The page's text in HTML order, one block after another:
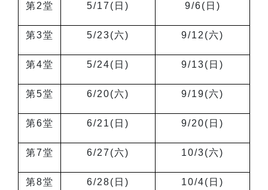
第2堂 5/17( 日) 9/6( 日)
第3堂 5/23(六) 9/12(六)
第4堂 5/24( 日) 9/13( 日)
第5堂 6/20(六) 9/19(六)
第6堂 6/21( 日) 9/20( 日)
第7堂 6/27(六) 10/3(六)
第8堂 6/28( 日) 10/4( 日)